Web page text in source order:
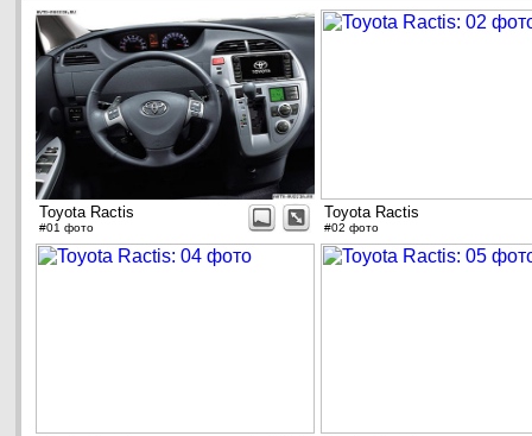
Toyota Ractis
#01 фото
Toyota Ractis
#02 фото